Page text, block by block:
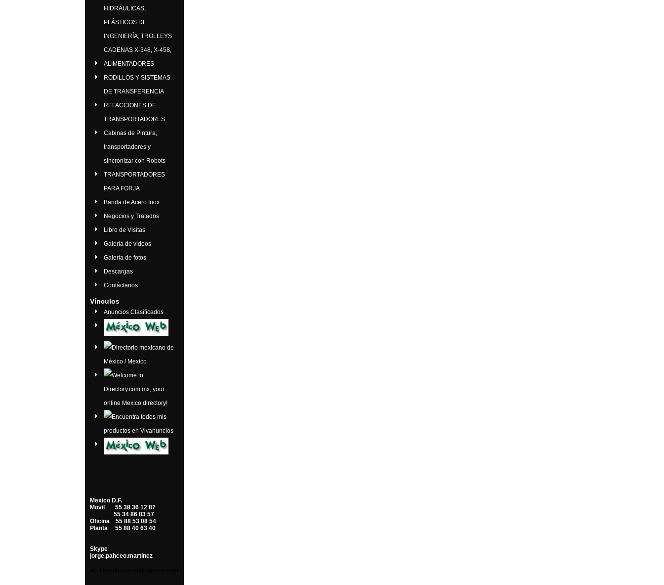
HIDRÁULICAS,
PLÁSTICOS DE
INGENIERÍA, TROLLEYS
CADENAS X-348, X-458,
ALIMENTADORES
RODILLOS Y SISTEMAS
DE TRANSFERENCIA
REFACCIONES DE
TRANSPORTADORES
Cabinas de Pintura,
transportadores y
sincronizar con Robots
TRANSPORTADORES
PARA FORJA
Banda de Acero Inox
Negocios y Tratados
Libro de Visitas
Galería de videos
Galería de fotos
Descargas
Contáctanos
Vínculos
Anuncios Clasificados
Mexico D.F.
Movil 55 38 36 12 87
55 34 86 83 57
Oficina 55 88 53 08 54
Planta 55 88 40 63 40
Skype
jorge.pahceo.martinez